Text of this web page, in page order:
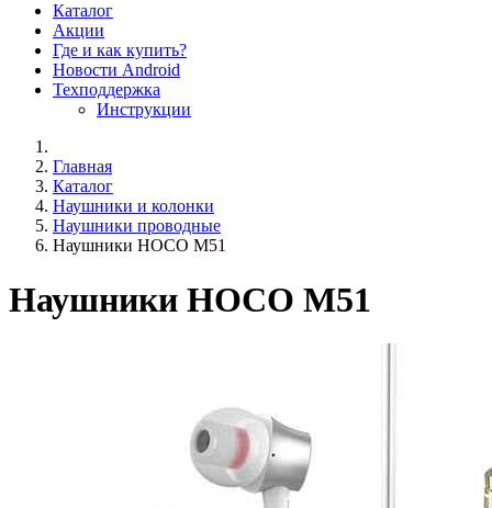
Каталог
Акции
Где и как купить?
Новости Android
Техподдержка
Инструкции
Главная
Каталог
Наушники и колонки
Наушники проводные
Наушники HOCO M51
Наушники HOCO M51